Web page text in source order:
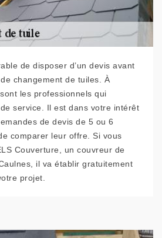
de disposer d’un devis avant
changement de tuiles. À
les professionnels qui
service. Il est dans votre intérêt
de devis de 5 ou 6
comparer leur offre. Si vous
Couverture, un couvreur de
il va établir gratuitement
projet.